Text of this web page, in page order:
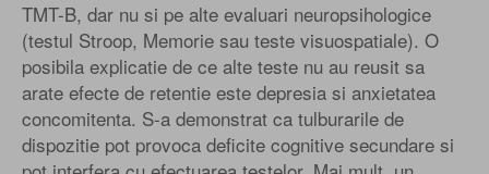
TMT-B, dar nu si pe alte evaluari neuropsihologice
(testul Stroop, Memorie sau teste visuospatiale). O
posibila explicatie de ce alte teste nu au reusit sa
arate efecte de retentie este depresia si anxietatea
concomitenta. S-a demonstrat ca tulburarile de
dispozitie pot provoca deficite cognitive secundare si